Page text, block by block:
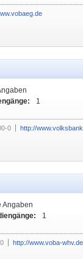
1
0 http://
Angaben
1
http://www.voba-whv.de